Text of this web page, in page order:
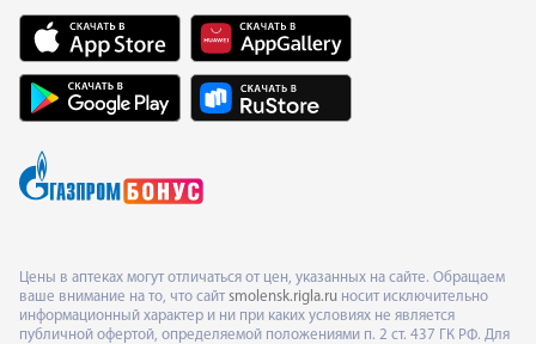
Цены в аптеках могут отличаться от цен, указанных на сайте. Обращаем
ваше внимание на то, что сайт smolensk.rigla.ru носит исключительно
информационный характер и ни при каких условиях не является
публичной офертой, определяемой положениями п. 2 ст. 437 ГК РФ. Для